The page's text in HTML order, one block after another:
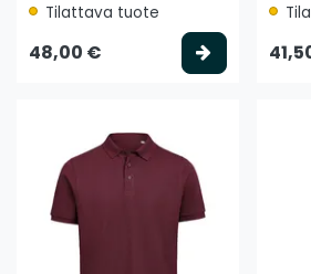
Tilattava tuote
48,00 € Valitse